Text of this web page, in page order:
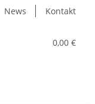
News Kontakt
0,00 €